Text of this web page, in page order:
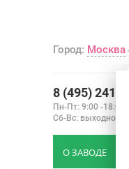
Город: Москва
8 (495) 241-
Пн-Пт: 9:00 -18:00
Сб-Вс: выходной
О ЗАВОДЕ